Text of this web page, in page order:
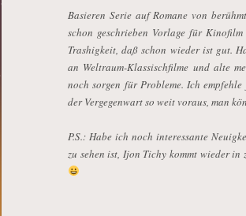
Basieren Serie auf Romane von
schon geschrieben Vorlage für
Trashigkeit, daß schon wieder ist gut.
an Weltraum-Klassischfilme und alte
noch sorgen für Probleme. Ich
der Vergegenwart so weit voraus, man
P.S.: Habe ich noch interessante
zu sehen ist, Ijon Tichy kommt wieder